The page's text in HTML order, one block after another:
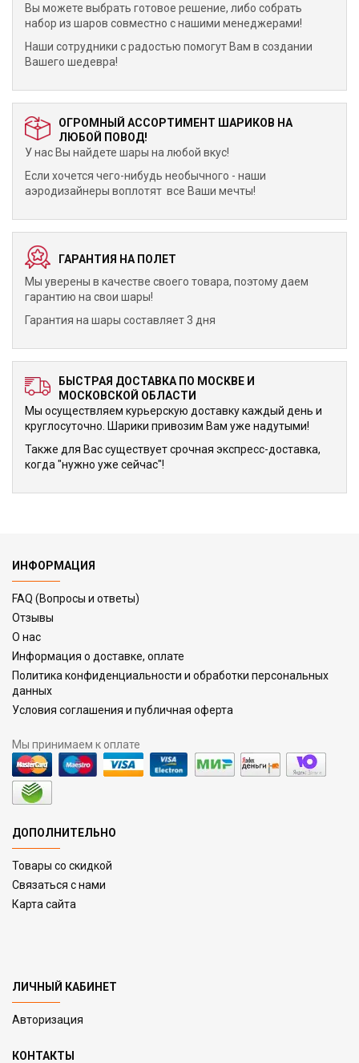
Вы можете выбрать готовое решение, либо собрать
набор из шаров совместно с нашими менеджерами!
Наши сотрудники с радостью помогут Вам в создании
Вашего шедевра!
ОГРОМНЫЙ АССОРТИМЕНТ ШАРИКОВ НА
ЛЮБОЙ ПОВОД!
У нас Вы найдете шары на любой вкус!
Если хочется чего-нибудь необычного - наши
аэродизайнеры воплотят все Ваши мечты!
ГАРАНТИЯ НА ПОЛЕТ
Мы уверены в качестве своего товара, поэтому даем
гарантию на свои шары!
Гарантия на шары составляет 3 дня
БЫСТРАЯ ДОСТАВКА ПО МОСКВЕ И
МОСКОВСКОЙ ОБЛАСТИ
Мы осуществляем курьерскую доставку каждый день и
круглосуточно. Шарики привозим Вам уже надутыми!
Также для Вас существует срочная экспресс-доставка,
когда "нужно уже сейчас"!
ИНФОРМАЦИЯ
FAQ (Вопросы и ответы)
Отзывы
О нас
Информация о доставке, оплате
Политика конфиденциальности и обработки персональных
данных
Условия соглашения и публичная оферта
Мы принимаем к оплате
ДОПОЛНИТЕЛЬНО
Товары со скидкой
Связаться с нами
Карта сайта
ЛИЧНЫЙ КАБИНЕТ
Авторизация
КОНТАКТЫ